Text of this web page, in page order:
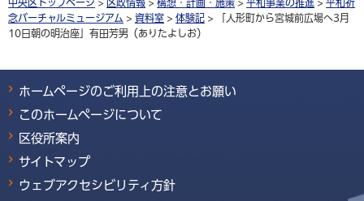
中央区トップページ > 区政情報 > 構想・計画・施策 > 平和事業の推進 > 平和祈
念バーチャルミュージアム > 資料室 > 体験記 > 「人形町から宮城前広場へ3月
10日朝の明治座」有田芳男（ありたよしお）
ホームページのご利用上の注意とお願い
このホームページについて
区役所案内
サイトマップ
ウェブアクセシビリティ方針